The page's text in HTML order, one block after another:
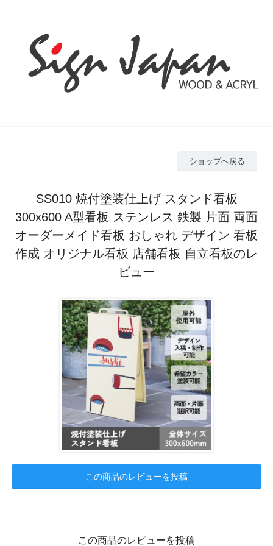
ショップへ戻る
SS010 焼付塗装仕上げ スタンド看板
300x600 A型看板 ステンレス 鉄製 片面 両面
オーダーメイド看板 おしゃれ デザイン 看板
作成 オリジナル看板 店舗看板 自立看板のレ
ビュー
この商品のレビューを投稿
この商品のレビューを投稿